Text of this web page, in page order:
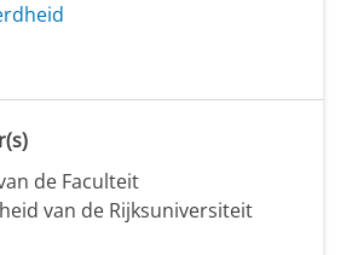
de Faculteit
van de Rijksuniversiteit